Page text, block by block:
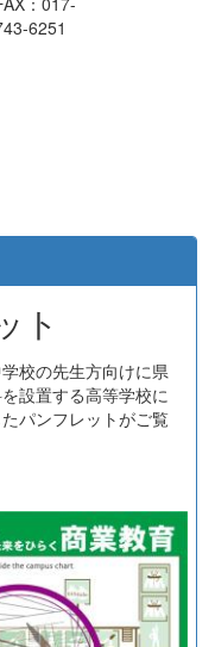
6251
ト
校の先生方向けに県
設置する高等学校に
パンフレットがご覧